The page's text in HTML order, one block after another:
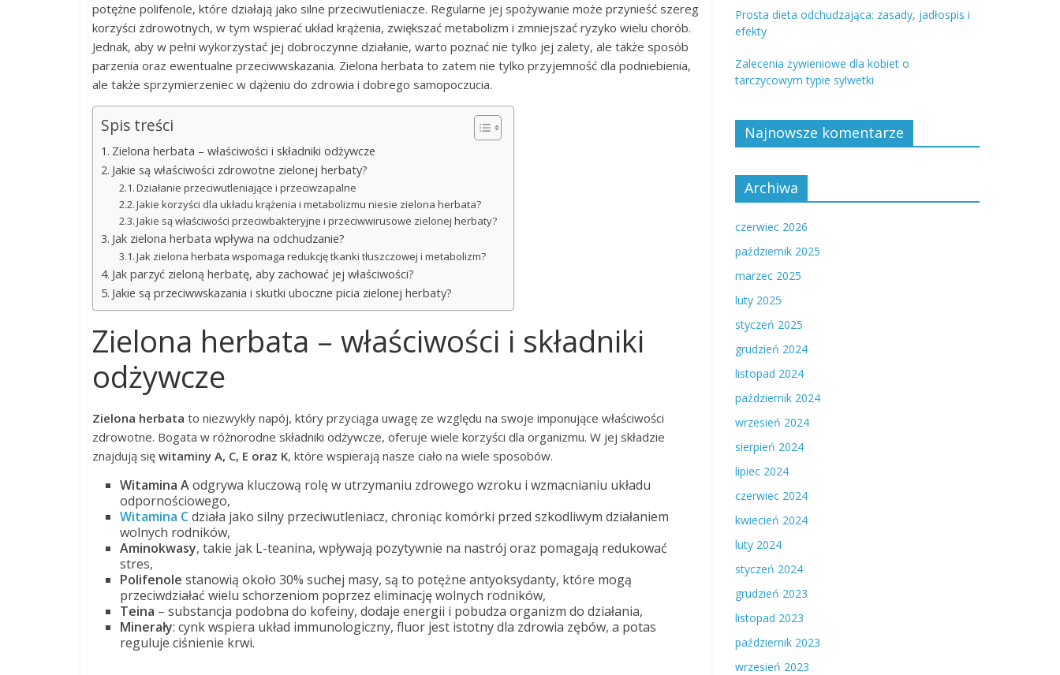
potężne polifenole, które działają jako silne przeciwutleniacze. Regularne jej spożywanie może przynieść szereg
korzyści zdrowotnych, w tym wspierać układ krążenia, zwiększać metabolizm i zmniejszać ryzyko wielu chorób.
Jednak, aby w pełni wykorzystać jej dobroczynne działanie, warto poznać nie tylko jej zalety, ale także sposób
parzenia oraz ewentualne przeciwwskazania. Zielona herbata to zatem nie tylko przyjemność dla podniebienia,
ale także sprzymierzeniec w dążeniu do zdrowia i dobrego samopoczucia.
Spis treści
Zielona herbata – właściwości i składniki odżywcze
Jakie są właściwości zdrowotne zielonej herbaty?
Działanie przeciwutleniające i przeciwzapalne
Jakie korzyści dla układu krążenia i metabolizmu niesie zielona herbata?
Jakie są właściwości przeciwbakteryjne i przeciwwirusowe zielonej herbaty?
Jak zielona herbata wpływa na odchudzanie?
Jak zielona herbata wspomaga redukcję tkanki tłuszczowej i metabolizm?
Jak parzyć zieloną herbatę, aby zachować jej właściwości?
Jakie są przeciwwskazania i skutki uboczne picia zielonej herbaty?
Zielona herbata – właściwości i składniki
odżywcze
Zielona herbata to niezwykły napój, który przyciąga uwagę ze względu na swoje imponujące właściwości
zdrowotne. Bogata w różnorodne składniki odżywcze, oferuje wiele korzyści dla organizmu. W jej składzie
znajdują się witaminy A, C, E oraz K, które wspierają nasze ciało na wiele sposobów.
Witamina Aodgrywa kluczową rolę w utrzymaniu zdrowego wzroku i wzmacnianiu układu
odpornościowego,
Witamina Cdziała jako silny przeciwutleniacz, chroniąc komórki przed szkodliwym działaniem
wolnych rodników,
Aminokwasy, takie jak L-teanina, wpływają pozytywnie na nastrój oraz pomagają redukować
stres,
Polifenole stanowią około 30% suchej masy, są to potężne antyoksydanty, które mogą
przeciwdziałać wielu schorzeniom poprzez eliminację wolnych rodników,
Teina – substancja podobna do kofeiny, dodaje energii i pobudza organizm do działania,
Minerały: cynk wspiera układ immunologiczny, fluor jest istotny dla zdrowia zębów, a potas
reguluje ciśnienie krwi.
Prosta dieta odchudzająca: zasady, jadłospis i
efekty
Zalecenia żywieniowe dla kobiet o
tarczycowym typie sylwetki
Najnowsze komentarze
Archiwa
czerwiec 2026
październik 2025
marzec 2025
luty 2025
styczeń 2025
grudzień 2024
listopad 2024
październik 2024
wrzesień 2024
sierpień 2024
lipiec 2024
czerwiec 2024
kwiecień 2024
luty 2024
styczeń 2024
grudzień 2023
listopad 2023
październik 2023
wrzesień 2023